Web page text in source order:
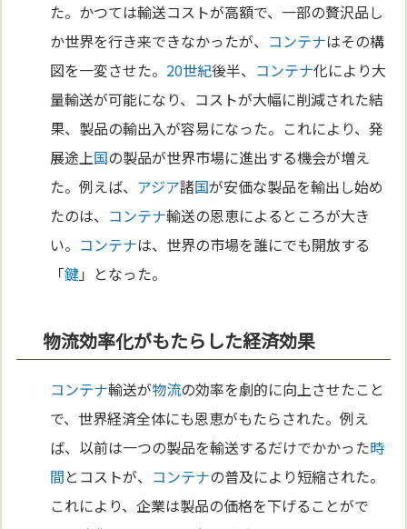
た。かつては輸送コストが高額で、一部の贅沢品し
か世界を行き来できなかったが、 コンテナはその構
図を一変させた。 20世紀後半、 コンテナ化により大
量輸送が可能になり、コストが大幅に削減された結
果、製品の輸出入が容易になった。これにより、発
展途上国の製品が世界市場に進出する機会が増え
た。例えば、 アジア諸国が安価な製品を輸出し始め
たのは、 コンテナ輸送の恩恵によるところが大き
い。 コンテナは、世界の市場を誰にでも開放する
「鍵」となった。
物流効率化がもたらした経済効果
コンテナ輸送が物流の効率を劇的に向上させたこと
で、世界経済全体にも恩恵がもたらされた。例え
ば、以前は一つの製品を輸送するだけでかかった時
間とコストが、 コンテナの普及により短縮された。
これにより、企業は製品の価格を下げることがで